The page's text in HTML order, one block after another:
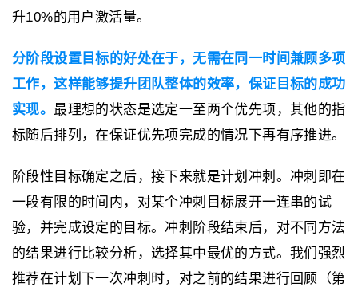
升10%的用户激活量。
分阶段设置目标的好处在于，无需在同一时间兼顾多项
工作，这样能够提升团队整体的效率，保证目标的成功
实现。最理想的状态是选定一至两个优先项，其他的指
标随后排列，在保证优先项完成的情况下再有序推进。
阶段性目标确定之后，接下来就是计划冲刺。冲刺即在
一段有限的时间内，对某个冲刺目标展开一连串的试
验，并完成设定的目标。冲刺阶段结束后，对不同方法
的结果进行比较分析，选择其中最优的方式。我们强烈
推荐在计划下一次冲刺时，对之前的结果进行回顾（第